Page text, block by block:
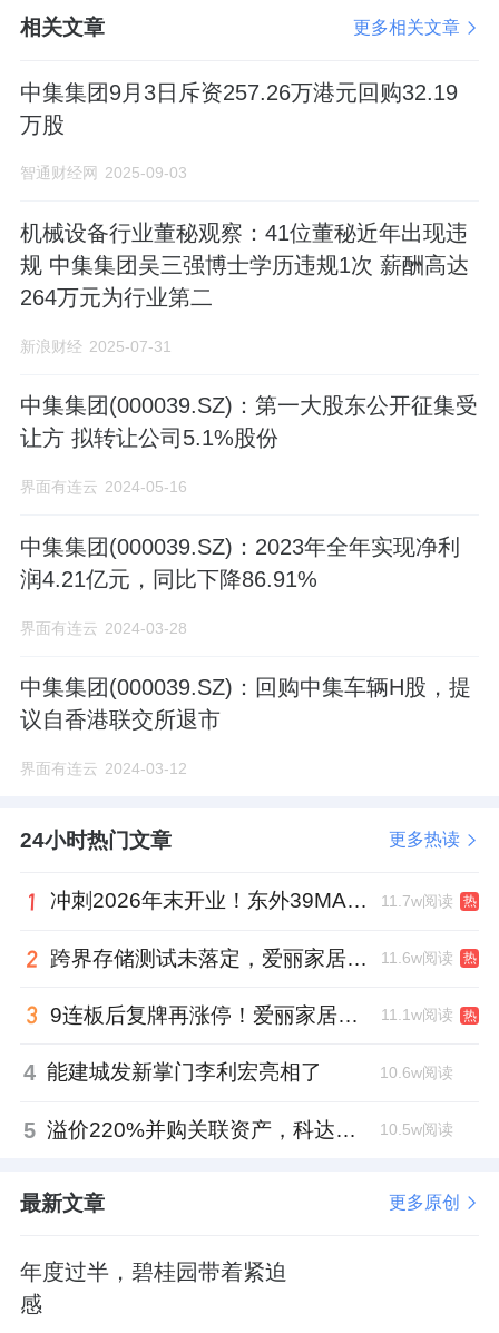
相关文章 更多相关文章
中集集团9月3日斥资257.26万港元回购32.19
万股
智通财经网 2025-09-03
机械设备行业董秘观察：41位董秘近年出现违
规 中集集团吴三强博士学历违规1次 薪酬高达
264万元为行业第二
新浪财经 2025-07-31
中集集团(000039.SZ)：第一大股东公开征集受
让方 拟转让公司5.1%股份
界面有连云 2024-05-16
中集集团(000039.SZ)：2023年全年实现净利
润4.21亿元，同比下降86.91%
界面有连云 2024-03-28
中集集团(000039.SZ)：回购中集车辆H股，提
议自香港联交所退市
界面有连云 2024-03-12
24小时热门文章 更多热读
冲刺2026年末开业！东外39MALL全球招商启幕，重构东直门商圈格局 11.7w阅读 热
跨界存储测试未落定，爱丽家居复牌前自揭多重风险 11.6w阅读 热
9连板后复牌再涨停！爱丽家居市盈率318倍，跨界收购案尚未落地 11.1w阅读 热
4 能建城发新掌门李利宏亮相了 10.6w阅读
5 溢价220%并购关联资产，科达制造近75亿元重组被否 10.5w阅读
最新文章 更多原创
年度过半，碧桂园带着紧迫
感